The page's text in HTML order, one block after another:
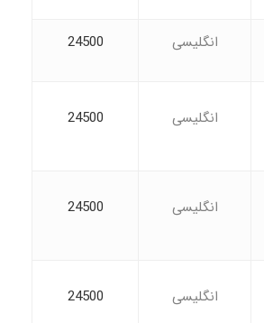
24500 انگلیسی
24500 انگلیسی
24500 انگلیسی
24500 انگلیسی